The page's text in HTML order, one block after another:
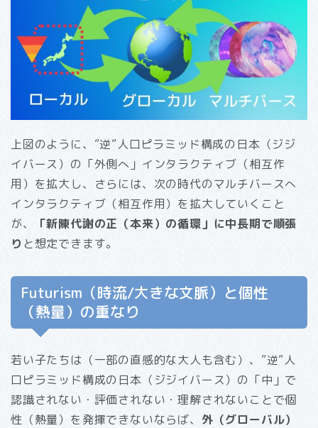
上図のように、”逆”人口ピラミッド構成の日本（ジジ
イバース）の「外側へ」インタラクティブ（相互作
用）を拡大し、さらには、次の時代のマルチバースへ
インタラクティブ（相互作用）を拡大していくこと
が、
「新陳代謝の正（本来）の循環」に中長期で順張
り と想定できます。
Futurism（時流/大きな文脈）と個性
（熱量）の重なり
若い子たちは（一部の直感的な大人も含む）、”逆”人
口ピラミッド構成の日本（ジジイバース）の「中」で
認識されない・評価されない・理解されないことで個
性（熱量）を発揮できないならば、 外（グローバル）